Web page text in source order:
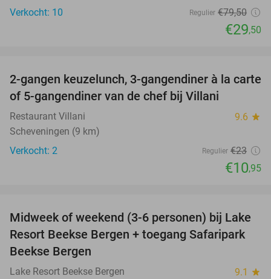
Verkocht: 10
Regulier €79,50
€29,50
52%
NEW
TODAY
2-gangen keuzelunch, 3-gangendiner à la carte
of 5-gangendiner van de chef bij Villani
Restaurant Villani 9.6 star
Scheveningen (9 km)
Verkocht: 2
Regulier €23
€10,95
53%
Midweek of weekend (3-6 personen) bij Lake
Resort Beekse Bergen + toegang Safaripark
Beekse Bergen
Lake Resort Beekse Bergen 9.1 star